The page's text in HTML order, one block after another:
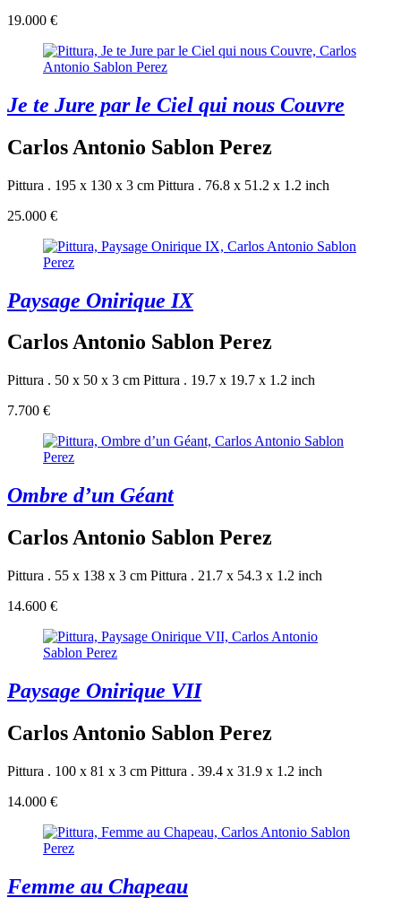
19.000 €
Je te Jure par le Ciel qui nous Couvre
Carlos Antonio Sablon Perez
Pittura . 195 x 130 x 3 cm Pittura . 76.8 x 51.2 x 1.2 inch
25.000 €
Paysage Onirique IX
Carlos Antonio Sablon Perez
Pittura . 50 x 50 x 3 cm Pittura . 19.7 x 19.7 x 1.2 inch
7.700 €
Ombre d’un Géant
Carlos Antonio Sablon Perez
Pittura . 55 x 138 x 3 cm Pittura . 21.7 x 54.3 x 1.2 inch
14.600 €
Paysage Onirique VII
Carlos Antonio Sablon Perez
Pittura . 100 x 81 x 3 cm Pittura . 39.4 x 31.9 x 1.2 inch
14.000 €
Femme au Chapeau